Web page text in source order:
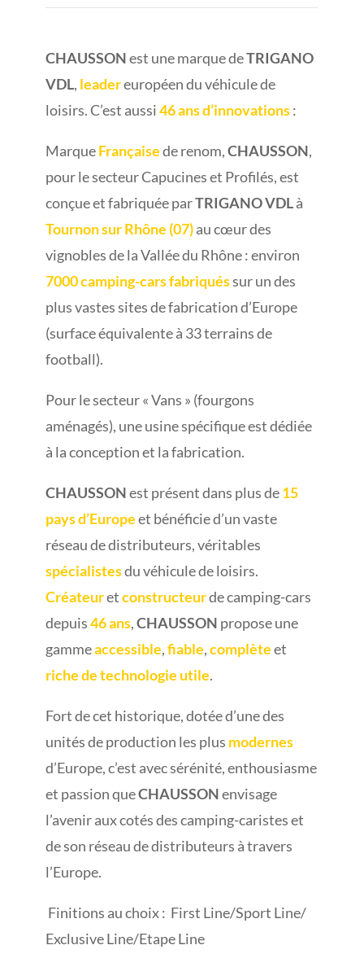
CHAUSSONest une marque deTRIGANO
VDL, leadereuropéen du véhicule de
loisirs. C’est aussi46 ansd’innovations:
MarqueFrançaisede renom,CHAUSSON,
pour le secteur Capucines et Profilés, est
conçue et fabriquée parTRIGANO VDLà
Tournon sur Rhône (07)au cœur des
vignobles de la Vallée du Rhône : environ
7000 camping-cars fabriquéssur un des
plus vastes sites de fabrication d’Europe
(surface équivalente à 33 terrains de
football).
Pour le secteur « Vans » (fourgons
aménagés), une usine spécifique est dédiée
à la conception et la fabrication.
CHAUSSONest présent dans plus de15
pays d’Europeet bénéficie d’un vaste
réseau de distributeurs, véritables
spécialistesdu véhicule de loisirs.
Créateuretconstructeurde camping-cars
depuis46 ans,CHAUSSON propose une
gammeaccessible,fiable,complèteet
richede technologie utile.
Fort de cet historique, dotée d’une des
unités de production les plus modernes
d’Europe, c’est avec sérénité, enthousiasme
et passion queCHAUSSONenvisage
l’avenir aux cotés des camping-caristes et
de son réseau de distributeurs à travers
l’Europe.
Finitions au choix : First Line/Sport Line/
Exclusive Line/Etape Line